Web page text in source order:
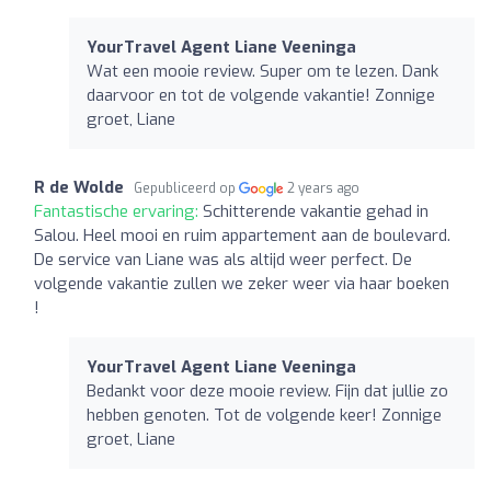
YourTravel Agent Liane Veeninga
Wat een mooie review. Super om te lezen. Dank
daarvoor en tot de volgende vakantie! Zonnige
groet, Liane
R de Wolde Gepubliceerd op 2 years ago
Fantastische ervaring: Schitterende vakantie gehad in
Salou. Heel mooi en ruim appartement aan de boulevard.
De service van Liane was als altijd weer perfect. De
volgende vakantie zullen we zeker weer via haar boeken
!
YourTravel Agent Liane Veeninga
Bedankt voor deze mooie review. Fijn dat jullie zo
hebben genoten. Tot de volgende keer! Zonnige
groet, Liane